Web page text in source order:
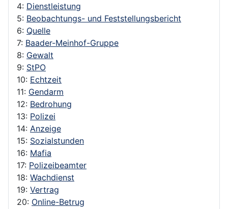
4: Dienstleistung
5: Beobachtungs- und Feststellungsbericht
6: Quelle
7: Baader-Meinhof-Gruppe
8: Gewalt
9: StPO
10: Echtzeit
11: Gendarm
12: Bedrohung
13: Polizei
14: Anzeige
15: Sozialstunden
16: Mafia
17: Polizeibeamter
18: Wachdienst
19: Vertrag
20: Online-Betrug